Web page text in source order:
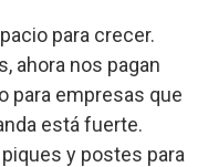
para crecer.
ahora nos pagan
para empresas que
está fuerte.
y postes para